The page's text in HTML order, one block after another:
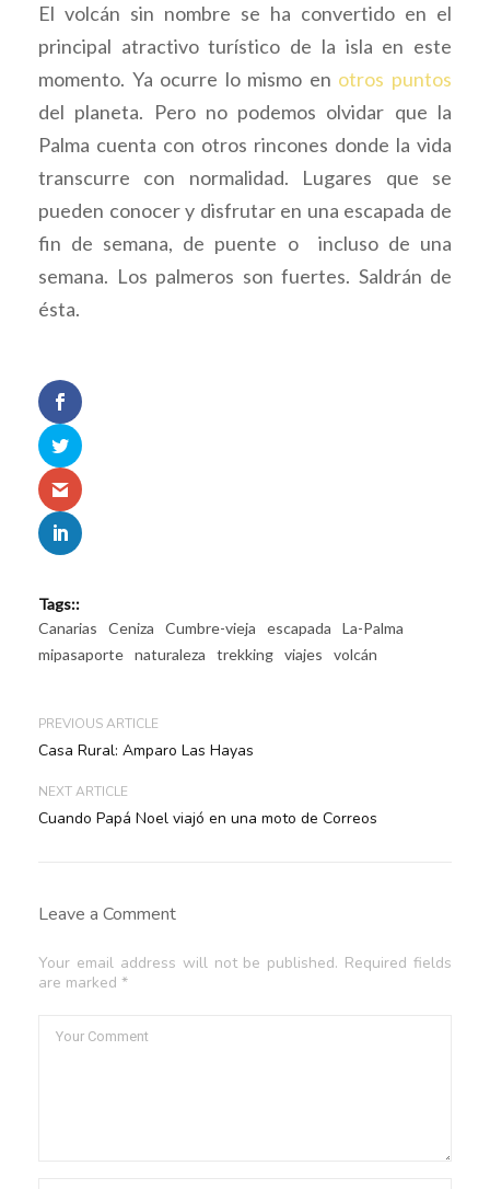
El volcán sin nombre se ha convertido en el
principal atractivo turístico de la isla en este
momento. Ya ocurre lo mismo en otros puntos
del planeta. Pero no podemos olvidar que la
Palma cuenta con otros rincones donde la vida
transcurre con normalidad. Lugares que se
pueden conocer y disfrutar en una escapada de
fin de semana, de puente o incluso de una
semana. Los palmeros son fuertes. Saldrán de
ésta.
Tags::
Canarias
Ceniza Cumbre-vieja escapada
La-Palma
mipasaporte naturaleza trekking viajes volcán
PREVIOUS ARTICLE
Casa Rural: Amparo Las Hayas
NEXT ARTICLE
Cuando Papá Noel viajó en una moto de Correos
Leave a Comment
Your email address will not be published. Required fields
are marked *